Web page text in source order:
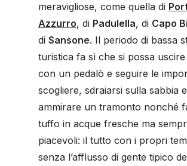
meravigliose, come quella di
Azzurro, di Padulella, di Capo
di Sansone. Il periodo di bassa
turistica fa sì che si possa
con un pedalò e seguire le
scogliere, sdraiarsi sulla sabbia e
ammirare un tramonto nonché
tuffo in acque fresche ma
piacevoli: il tutto con i propri
senza l’afflusso di gente tipico